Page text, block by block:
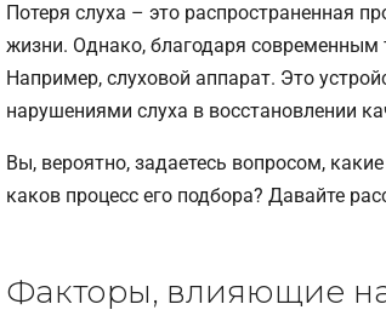
Потеря слуха – это распространенная
жизни. Однако, благодаря современным
Например, слуховой аппарат. Это
нарушениями слуха в восстановлении
Вы, вероятно, задаетесь вопросом,
каков процесс его подбора? Давайте
Факторы, влияющие